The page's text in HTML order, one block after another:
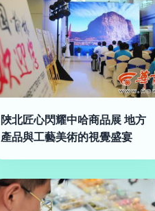
陜北匠心閃耀中哈商品展 地方
產品與工藝美術的視覺盛宴